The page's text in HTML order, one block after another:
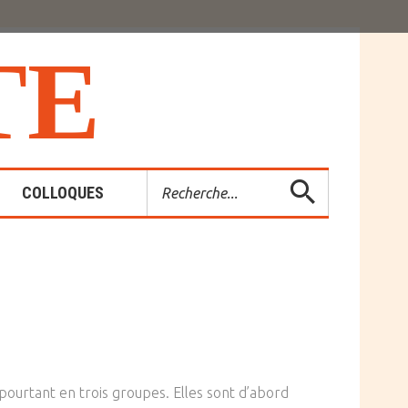
E
COLLOQUES
Rechercher
en trois groupes. Elles sont d’abord